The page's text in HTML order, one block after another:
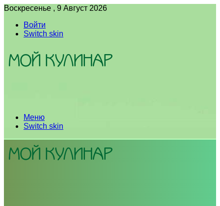
Воскресенье , 9 Август 2026
Войти
Switch skin
Меню
Switch skin